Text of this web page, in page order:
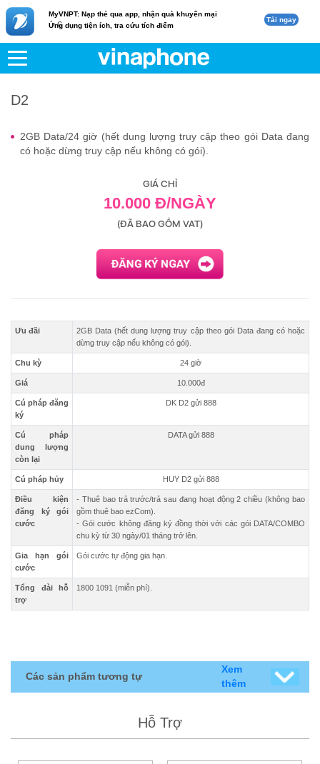
MyVNPT: Nạp thẻ qua app, nhận quà khuyến mại
Ứng dụng tiện ích, tra cứu tích điểm
c Tải ngay
VNPT
D2
2GB Data/24 giờ (hết dung lượng truy cập theo gói Data đang
có hoặc dừng truy cập nếu không có gói).
GIÁ CHỈ
10.000 Đ/NGÀY
(ĐÃ BAO GỒM VAT)
Ưu đãi
2GB Data (hết dung lượng truy cập theo gói Data đang có hoặc
dừng truy cập nếu không có gói).
Chu kỳ 24 giờ
Giá 10.000đ
Cú pháp đăng
ký
DK D2 gửi 888
Cú pháp
dung lượng
còn lại
DATA gửi 888
Cú pháp hủy HUY D2 gửi 888
Điều kiện
đăng ký gói
cước
- Thuê bao trả trước/trả sau đang hoạt động 2 chiều (không bao
gồm thuê bao ezCom).
- Gói cước không đăng ký đồng thời với các gói DATA/COMBO
chu kỳ từ 30 ngày/01 tháng trở lên.
Gia hạn gói
cước
Gói cước tự động gia hạn.
Tổng đài hỗ
trợ
1800 1091 (miễn phí).
Các sản phẩm tương tự
Xem
thêm
Hỗ Trợ